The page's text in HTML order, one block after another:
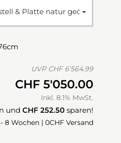
& Platte natur geölt
UVP CHF 6'564.99
CHF 5'050.00
Inkl. 8.1% MwSt.
und CHF 252.50 sparen!
8 Wochen | 0CHF Versand